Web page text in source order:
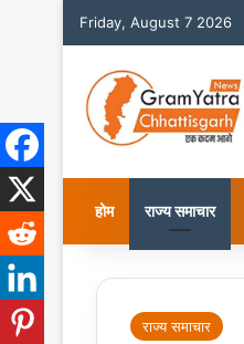
Friday, August 7 2026
होम राज्य समाचार
राज्य समाचार